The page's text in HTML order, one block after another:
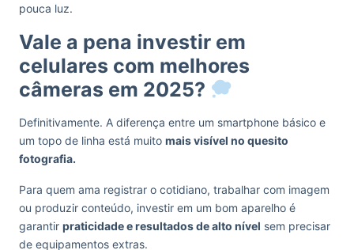
pouca luz.
Vale a pena investir em
celulares com melhores
câmeras em 2025?
Definitivamente. A diferença entre um smartphone básico e
um topo de linha está muito mais visível no quesito
fotografia.
Para quem ama registrar o cotidiano, trabalhar com imagem
ou produzir conteúdo, investir em um bom aparelho é
garantir praticidade e resultados de alto nível sem precisar
de equipamentos extras.